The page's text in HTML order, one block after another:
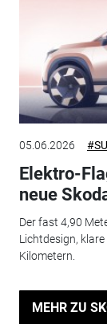
05.06.2026
Elektro-
neue
Der fast 4,90
Lichtdesign,
Kilometern.
MEHR ZU